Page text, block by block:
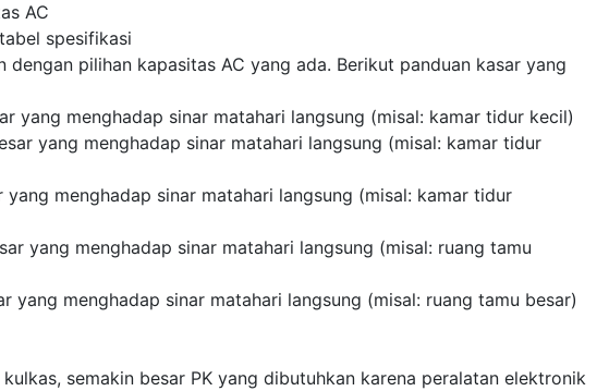
AC
spesifikasi
pilihan kapasitas AC yang ada. Berikut panduan kasar yang
yang menghadap sinar matahari langsung (misal: kamar tidur kecil)
yang menghadap sinar matahari langsung (misal: kamar tidur
menghadap sinar matahari langsung (misal: kamar tidur
yang menghadap sinar matahari langsung (misal: ruang tamu
menghadap sinar matahari langsung (misal: ruang tamu besar)
semakin besar PK yang dibutuhkan karena peralatan elektronik